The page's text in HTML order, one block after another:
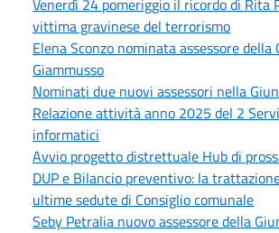
vittima gravinese del terrorismo
Elena Sconzo nominata assessore della
Giammusso
Nominati due nuovi assessori nella
Relazione attività anno 2025 del 2
informatici
Avvio progetto distrettuale Hub di
DUP e Bilancio preventivo: la
ultime sedute di Consiglio comunale
Seby Petralia nuovo assessore della